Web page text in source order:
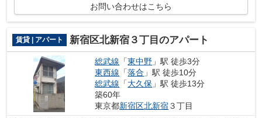
お問い合わせはこちら
賃貸 | アパート 新宿区北新宿３丁目のアパート
総武線 「東中野 」駅 徒歩3分
東西線 「落合 」駅 徒歩10分
総武線 「大久保 」駅 徒歩13分
築60年
東京都新宿区北新宿３丁目